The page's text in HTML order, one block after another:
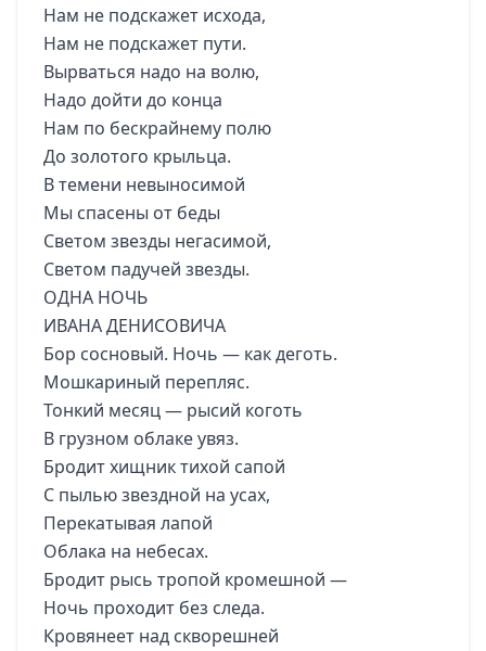
Нам не подскажет исхода,
Нам не подскажет пути.
Вырваться надо на волю,
Надо дойти до конца
Нам по бескрайнему полю
До золотого крыльца.
В темени невыносимой
Мы спасены от беды
Светом звезды негасимой,
Светом падучей звезды.
ОДНА НОЧЬ
ИВАНА ДЕНИСОВИЧА
Бор сосновый. Ночь — как деготь.
Мошкариный перепляс.
Тонкий месяц — рысий коготь
В грузном облаке увяз.
Бродит хищник тихой сапой
С пылью звездной на усах,
Перекатывая лапой
Облака на небесах.
Бродит рысь тропой кромешной —
Ночь проходит без следа.
Кровянеет над скворешней